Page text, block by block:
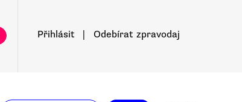
Přihlásit Odebírat zpravodaj